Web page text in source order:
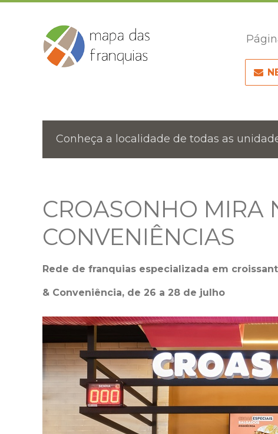
Conheça a localidade de todas as
CROASONHO MIRA
CONVENIÊNCIAS
Rede de franquias especializada em
& Conveniência, de 26 a 28 de julho